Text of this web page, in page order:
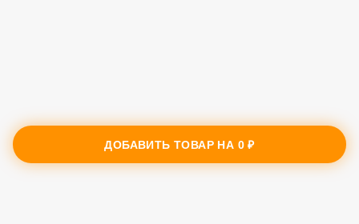
ДОБАВИТЬ ТОВАР НА 0 ₽